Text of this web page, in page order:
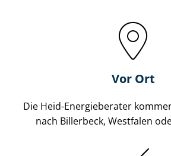
Vor Ort
Die Heid-Energieberater
nach Billerbeck, Westfalen